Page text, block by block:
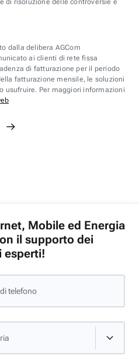
di risoluzione delle controversie è
dalla delibera AGCom
ai clienti di rete fissa
di fatturazione per il periodo
fatturazione mensile, le soluzioni
usufruire. Per maggiori informazioni
Mobile ed Energia
il supporto dei
esperti!
telefono